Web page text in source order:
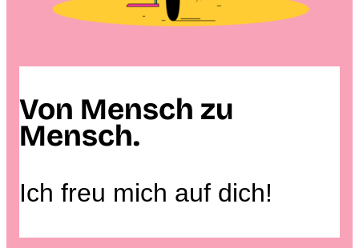
Von Mensch zu
Mensch.
Ich freu mich auf dich!